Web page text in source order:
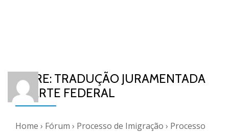
RE: RE: TRADUÇÃO JURAMENTADA
– PARTE FEDERAL
Home › Fórum › Processo de Imigração › Processo